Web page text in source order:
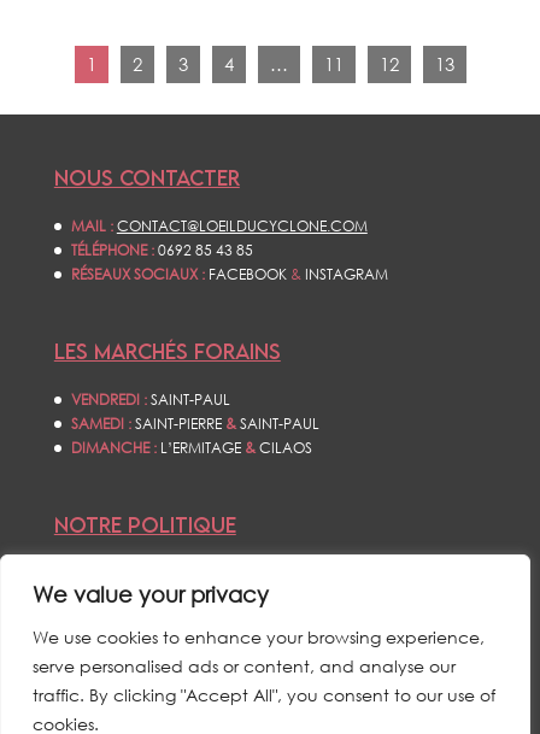
We value your privacy
We use cookies to enhance your browsing experience,
serve personalised ads or content, and analyse our
traffic. By clicking "Accept All", you consent to our use of
cookies.
1 2 3 4 … 11 12 13
NOUS CONTACTER
MAIL :CONTACT@LOEILDUCYCLONE.COM
TÉLÉPHONE :0692 85 43 85
RÉSEAUX SOCIAUX : FACEBOOK& INSTAGRAM
LES MARCHÉS FORAINS
VENDREDI :SAINT-PAUL
SAMEDI :SAINT-PIERRE&SAINT-PAUL
DIMANCHE : L’ERMITAGE &CILAOS
NOTRE POLITIQUE
POLITIQUE DE CONFIDENTIALITÉS